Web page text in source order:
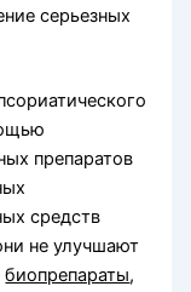
серьезных
препаратов
средств
не улучшают
биопрепараты,